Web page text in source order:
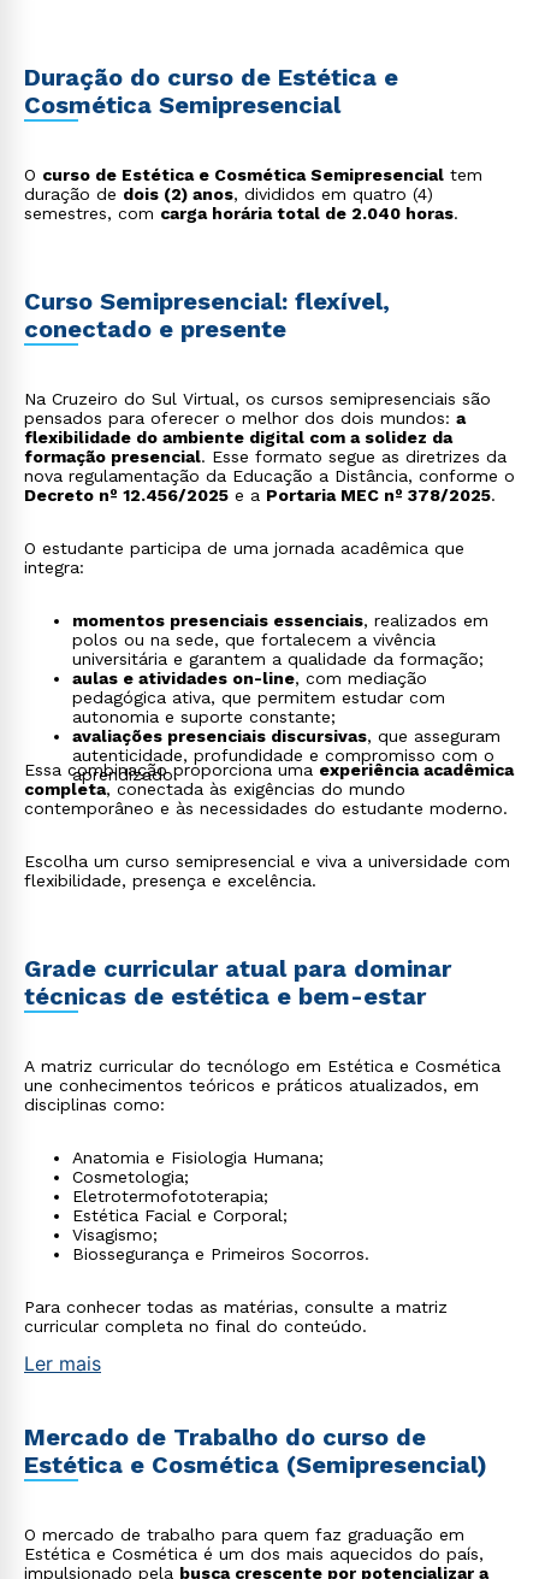
Duração do curso de Estética e
Cosmética Semipresencial
O curso de Estética e Cosmética Semipresencial tem
duração de dois (2) anos, divididos em quatro (4)
semestres, com carga horária total de 2.040 horas.
Curso Semipresencial: flexível,
conectado e presente
Na Cruzeiro do Sul Virtual, os cursos semipresenciais são
pensados para oferecer o melhor dos dois mundos: a
flexibilidade do ambiente digital com a solidez da
formação presencial. Esse formato segue as diretrizes da
nova regulamentação da Educação a Distância, conforme o
Decreto nº 12.456/2025 e a Portaria MEC nº 378/2025.
O estudante participa de uma jornada acadêmica que
integra:
momentos presenciais essenciais, realizados em
polos ou na sede, que fortalecem a vivência
universitária e garantem a qualidade da formação;
aulas e atividades on-line, com mediação
pedagógica ativa, que permitem estudar com
autonomia e suporte constante;
avaliações presenciais discursivas, que asseguram
autenticidade, profundidade e compromisso com o
aprendizado.
Essa combinação proporciona uma experiência acadêmica
completa, conectada às exigências do mundo
contemporâneo e às necessidades do estudante moderno.
Escolha um curso semipresencial e viva a universidade com
flexibilidade, presença e excelência.
Grade curricular atual para dominar
técnicas de estética e bem-estar
A matriz curricular do tecnólogo em Estética e Cosmética
une conhecimentos teóricos e práticos atualizados, em
disciplinas como:
Anatomia e Fisiologia Humana;
Cosmetologia;
Eletrotermofototerapia;
Estética Facial e Corporal;
Visagismo;
Biossegurança e Primeiros Socorros.
Para conhecer todas as matérias, consulte a matriz
curricular completa no final do conteúdo.
Ler mais
Mercado de Trabalho do curso de
Estética e Cosmética (Semipresencial)
O mercado de trabalho para quem faz graduação em
Estética e Cosmética é um dos mais aquecidos do país,
impulsionado pela busca crescente por potencializar a